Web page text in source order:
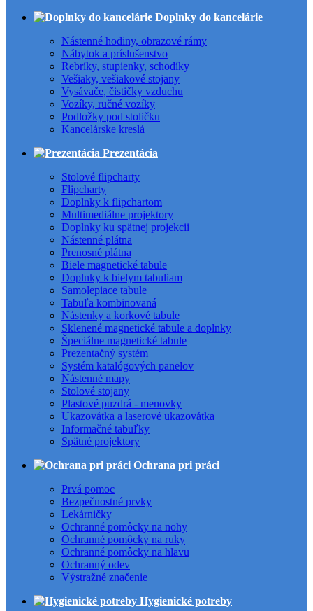
Doplnky do kancelárie
Nástenné hodiny, obrazové rámy
Nábytok a príslušenstvo
Rebríky, stupienky, schodíky
Vešiaky, vešiakové stojany
Vysávače, čističky vzduchu
Vozíky, ručné vozíky
Podložky pod stoličku
Kancelárske kreslá
Prezentácia
Stolové flipcharty
Flipcharty
Doplnky k flipchartom
Multimediálne projektory
Doplnky ku spätnej projekcii
Nástenné plátna
Prenosné plátna
Biele magnetické tabule
Doplnky k bielym tabuliam
Samolepiace tabule
Tabuľa kombinovaná
Nástenky a korkové tabule
Sklenené magnetické tabule a doplnky
Špeciálne magnetické tabule
Prezentačný systém
Systém katalógových panelov
Nástenné mapy
Stolové stojany
Plastové puzdrá - menovky
Ukazovátka a laserové ukazovátka
Informačné tabuľky
Spätné projektory
Ochrana pri práci
Prvá pomoc
Bezpečnostné prvky
Lekárničky
Ochranné pomôcky na nohy
Ochranné pomôcky na ruky
Ochranné pomôcky na hlavu
Ochranný odev
Výstražné značenie
Hygienické potreby